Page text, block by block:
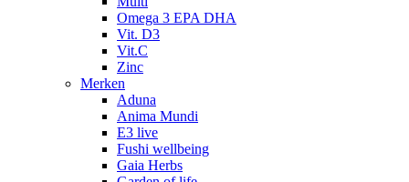
Omega 3 EPA DHA
Vit. D3
Vit.C
Zinc
Merken
Aduna
Anima Mundi
E3 live
Fushi wellbeing
Gaia Herbs